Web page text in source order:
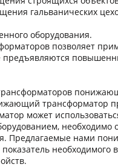
гальванических
оборудования.
позволяет
предъявляются
трансформатор
может
необходимо
Предлагаемые нами
необходимого